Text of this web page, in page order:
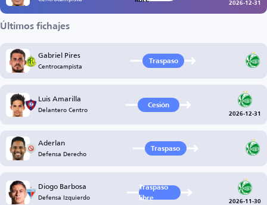
2026-12-31
Últimos fichajes
Gabriel Pires
Centrocampista Traspaso
Luis Amarilla
Delantero Centro Cesión
2026-12-31
Aderlan
Defensa Derecho Traspaso
Diogo Barbosa
Defensa Izquierdo
Traspaso
libre
2026-11-30